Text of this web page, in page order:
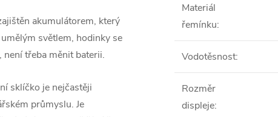
akumulátorem, který
světlem, hodinky se
třeba měnit baterii.
sklíčko je nejčastěji
průmyslu. Je
Materiál
řemínku:
Vodotěsnost:
Rozměr
displeje: